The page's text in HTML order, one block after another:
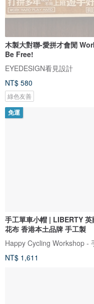
木製大對聯-愛拼才會閒
Be Free!
EYEDESIGN看見設計
NT$ 580
綠色友善
免運
手工單車小帽 | LIBERTY 英
花布 香港本土品牌 手工製
NT$ 1,611